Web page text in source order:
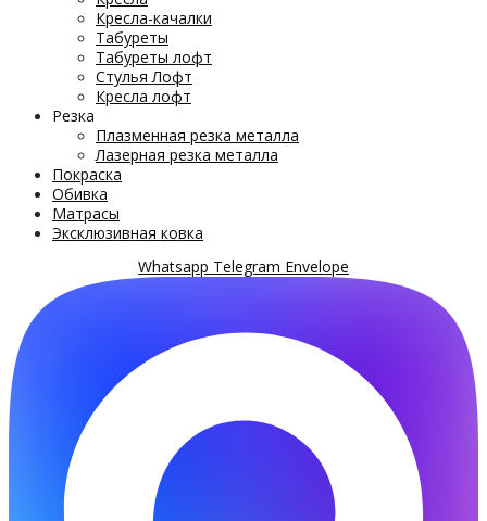
Кресла-качалки
Табуреты
Табуреты лофт
Стулья Лофт
Кресла лофт
Резка
Плазменная резка металла
Лазерная резка металла
Покраска
Обивка
Матрасы
Эксклюзивная ковка
Whatsapp Telegram Envelope